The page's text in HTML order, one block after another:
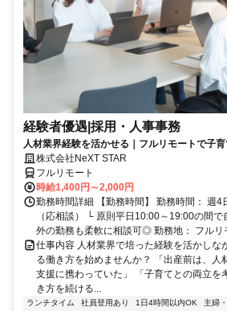
経験者優遇|採用・人事事務
人材業界経験を活かせる｜フルリモートで子
株式会社NeXT STAR
フルリモート
時給1,400円～2,000円
勤務時間詳細 【勤務時間】 勤務時間： 週
（応相談） └ 原則平日10:00～19:00の間
外の勤務も柔軟に相談可◎ 勤務地： フルリ
仕事内容 人材業界で培った経験を活かしな
る働き方を始めませんか？ 「出産前は、人
支援に携わっていた」 「子育てとの両立を
き方を続ける...
ランチタイム 社員登用あり 1日4時間以内OK 主婦